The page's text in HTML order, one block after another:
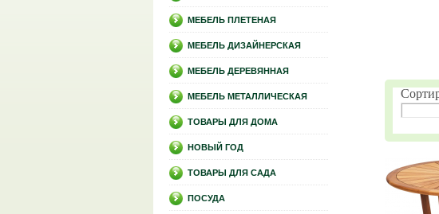
МЕБЕЛЬ ПЛЕТЕНАЯ
МЕБЕЛЬ ДИЗАЙНЕРСКАЯ
МЕБЕЛЬ ДЕРЕВЯННАЯ
МЕБЕЛЬ МЕТАЛЛИЧЕСКАЯ
ТОВАРЫ ДЛЯ ДОМА
НОВЫЙ ГОД
ТОВАРЫ ДЛЯ САДА
ПОСУДА